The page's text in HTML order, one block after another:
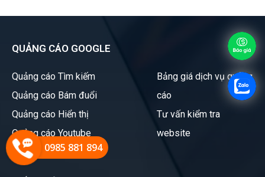
QUẢNG CÁO GOOGLE
Quảng cáo Tìm kiếm
Quảng cáo Bám đuổi
Quảng cáo Hiển thị
Quảng cáo Youtube
Quảng cáo Shopping
Bảng giá dịch vụ quảng
cáo
Tư vấn kiểm tra
website
0985 881 894